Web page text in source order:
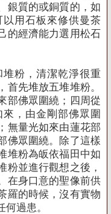
銀質的或銅質的，如
用石板來修供曼茶
的經濟能力選用松石
粉，清潔乾淨很重
先堆放五堆堆粉。
部佛眾圍繞；四周從
，由金剛部佛眾圍
無量光如來由蓮花部
佛眾圍繞。除了這樣
堆粉為皈依福田中如
粉並進行觀想之後，
在身口意的聖像前供
羅的時候，沒有實物
過患。